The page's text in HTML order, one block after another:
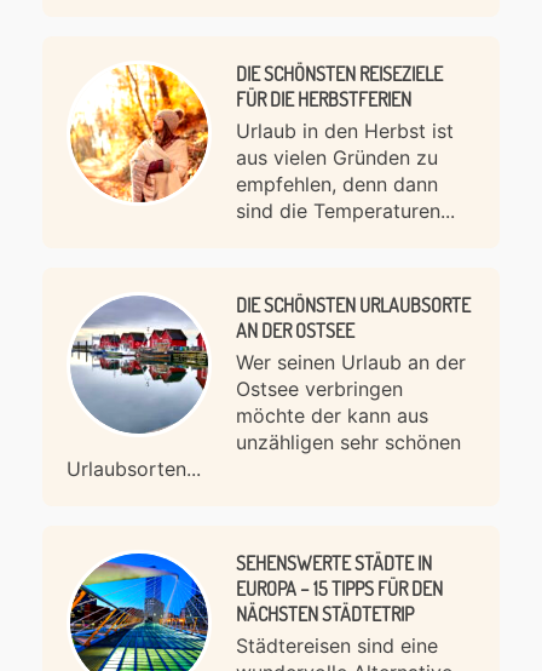
DIE SCHÖNSTEN REISEZIELE
FÜR DIE HERBSTFERIEN
Urlaub in den Herbst ist
aus vielen Gründen zu
empfehlen, denn dann
sind die Temperaturen...
DIE SCHÖNSTEN URLAUBSORTE
AN DER OSTSEE
Wer seinen Urlaub an der
Ostsee verbringen
möchte der kann aus
unzähligen sehr schönen
Urlaubsorten...
SEHENSWERTE STÄDTE IN
EUROPA – 15 TIPPS FÜR DEN
NÄCHSTEN STÄDTETRIP
Städtereisen sind eine